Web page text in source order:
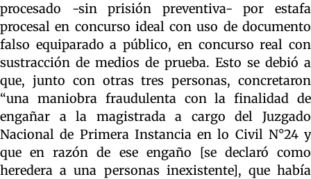
procesado -sin prisión preventiva- por estafa
procesal en concurso ideal con uso de documento
falso equiparado a público, en concurso real con
sustracción de medios de prueba. Esto se debió a
que, junto con otras tres personas, concretaron
“una maniobra fraudulenta con la finalidad de
engañar a la magistrada a cargo del Juzgado
Nacional de Primera Instancia en lo Civil N°24 y
que en razón de ese engaño [se declaró como
heredera a una personas inexistente], que había